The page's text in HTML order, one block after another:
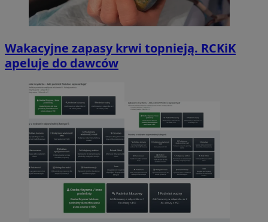
Wakacyjne zapasy krwi topnieją. RCKiK
apeluje do dawców